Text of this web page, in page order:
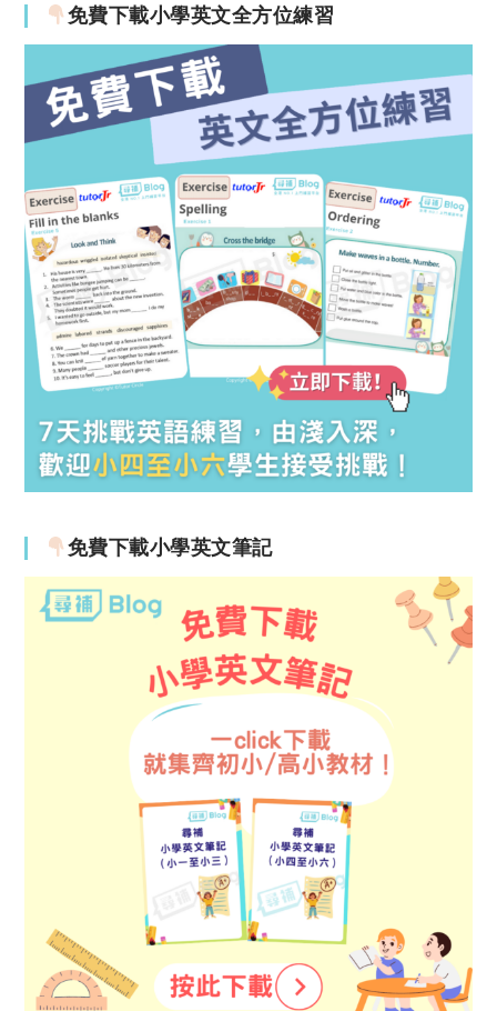
免費下載小學英文全方位練習
免費下載小學英文筆記